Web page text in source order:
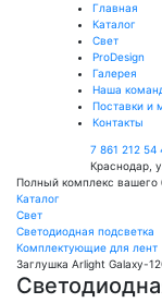
Главная
Каталог
Свет
ProDesign
Галерея
Наша
Поставки и
Контакты
7 861 212 54
Краснодар,
Полный комплекс вашего
Каталог
Свет
Светодиодная подсветка
Комплектующие для лент
Заглушка Arlight Galaxy-